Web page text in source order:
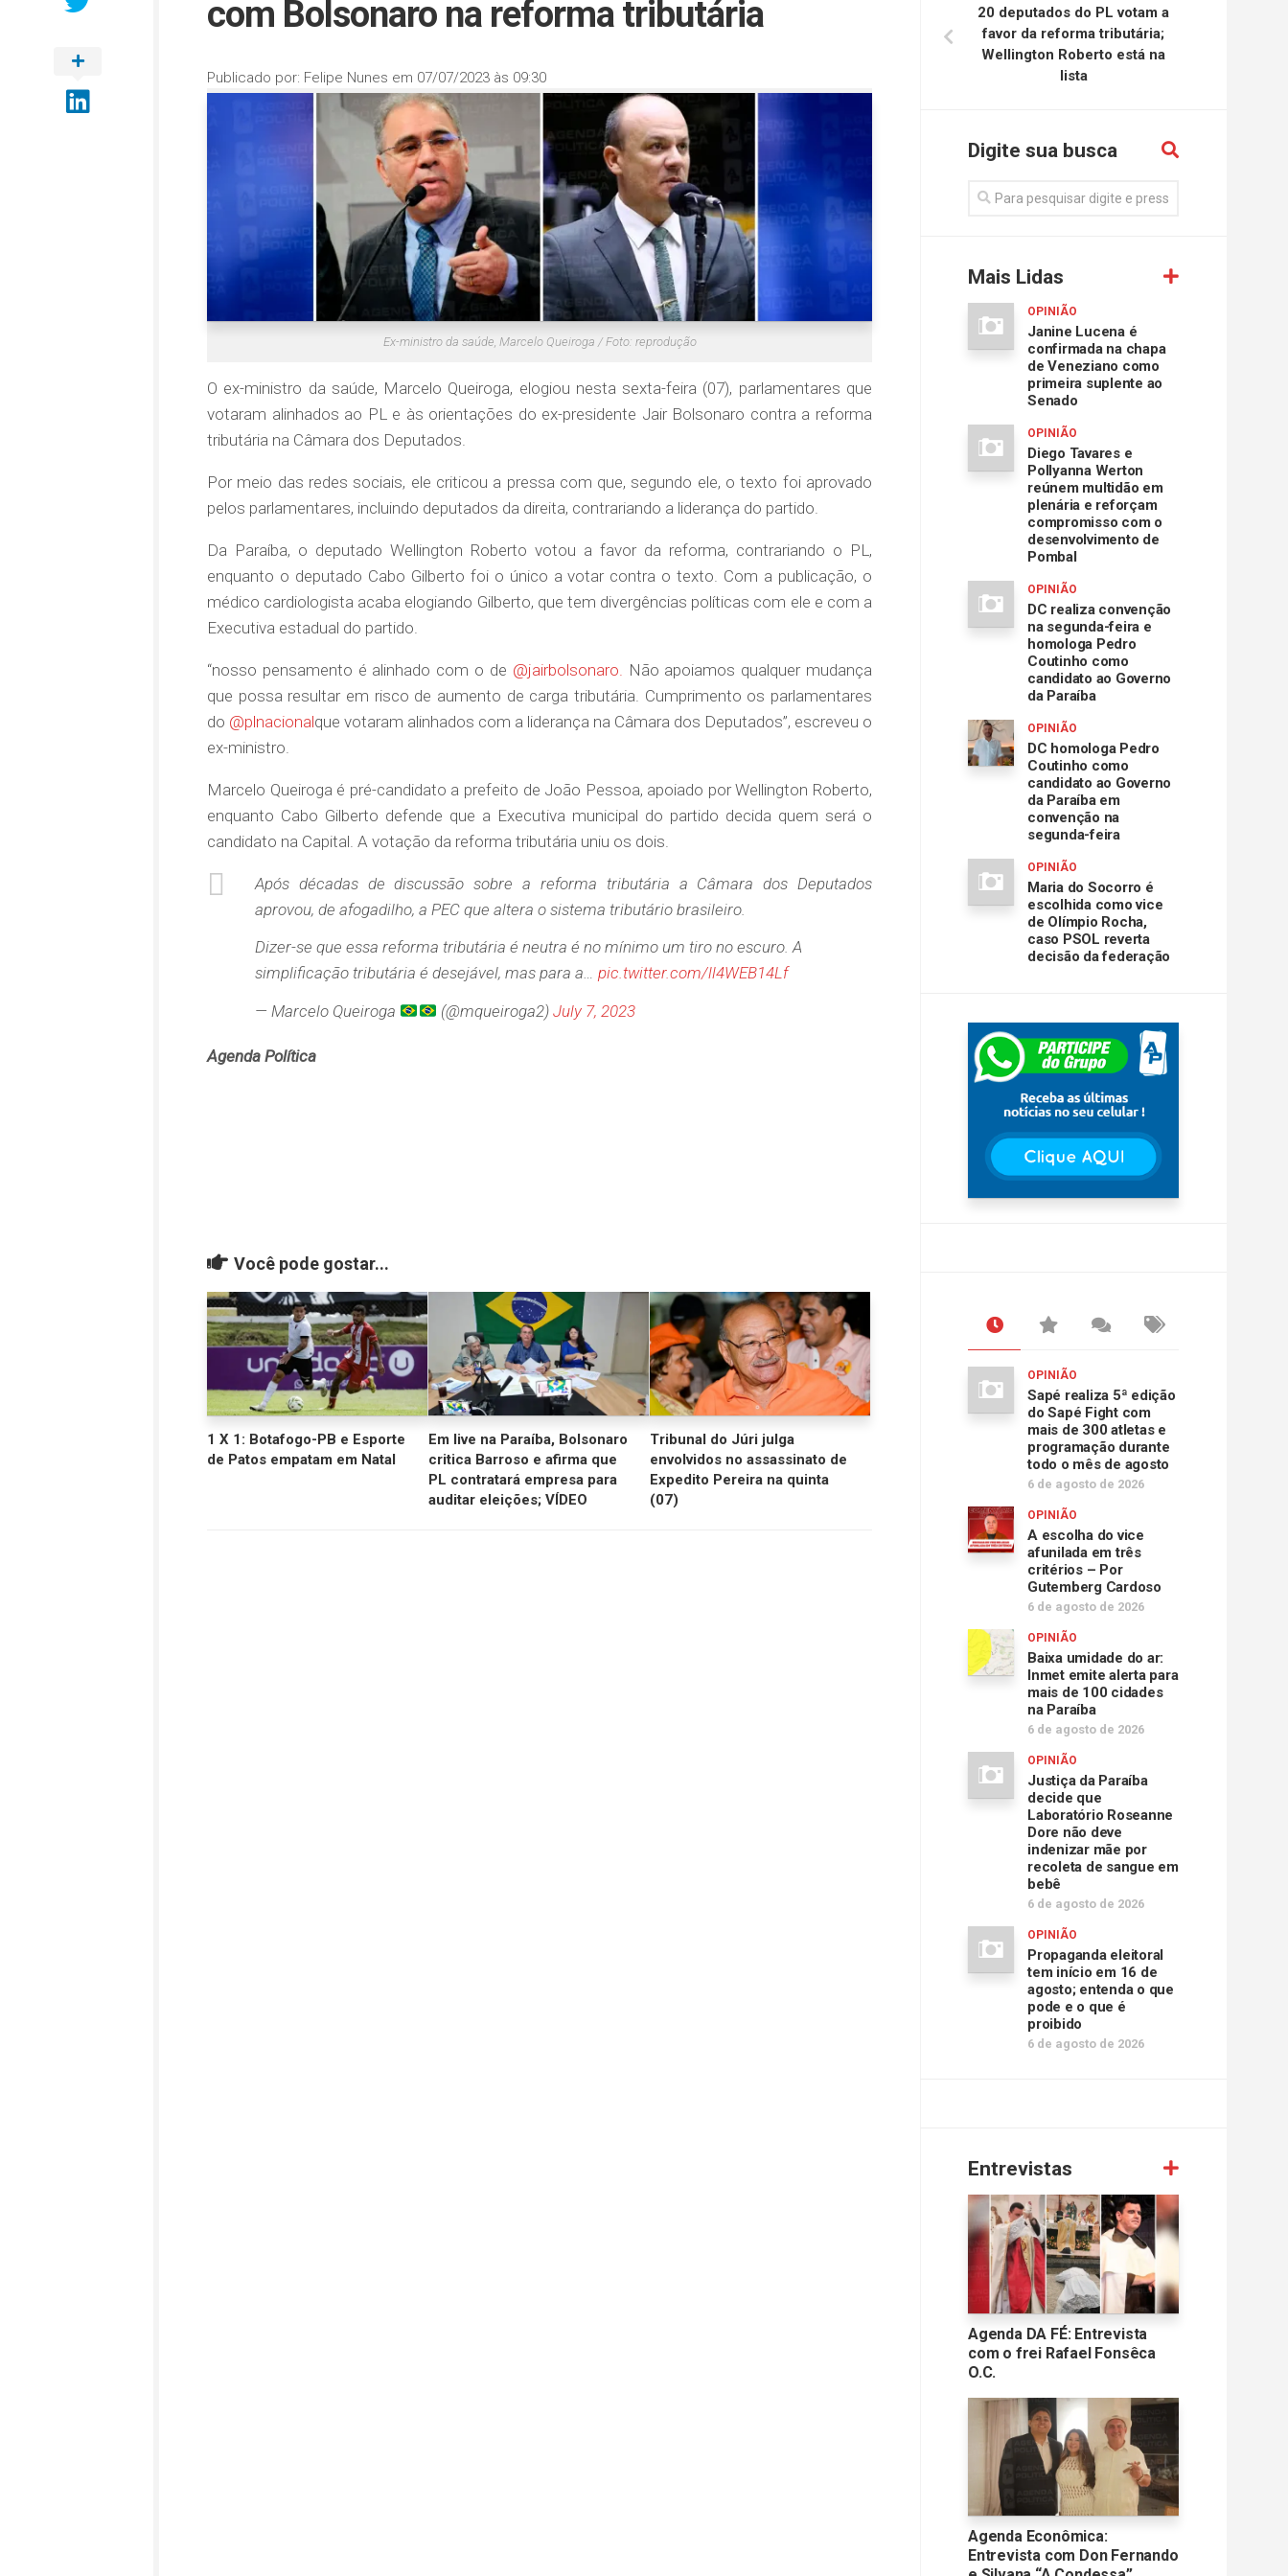
com Bolsonaro na reforma tributária
Publicado por: Felipe Nunes em 07/07/2023 às 09:30
Ex-ministro da saúde, Marcelo Queiroga / Foto: reprodução
O ex-ministro da saúde, Marcelo Queiroga, elogiou nesta sexta-feira (07), parlamentares que
votaram alinhados ao PL e às orientações do ex-presidente Jair Bolsonaro contra a reforma
tributária na Câmara dos Deputados.
Por meio das redes sociais, ele criticou a pressa com que, segundo ele, o texto foi aprovado
pelos parlamentares, incluindo deputados da direita, contrariando a liderança do partido.
Da Paraíba, o deputado Wellington Roberto votou a favor da reforma, contrariando o PL,
enquanto o deputado Cabo Gilberto foi o único a votar contra o texto. Com a publicação, o
médico cardiologista acaba elogiando Gilberto, que tem divergências políticas com ele e com a
Executiva estadual do partido.
“nosso pensamento é alinhado com o de @jairbolsonaro.
Não apoiamos qualquer mudança
que possa resultar em risco de aumento de carga tributária. Cumprimento os parlamentares
do @plnacionalque votaram alinhados com a liderança na Câmara dos Deputados”, escreveu o
ex-ministro.
Marcelo Queiroga é pré-candidato a prefeito de João Pessoa, apoiado por Wellington Roberto,
enquanto Cabo Gilberto defende que a Executiva municipal do partido decida quem será o
candidato na Capital. A votação da reforma tributária uniu os dois.
Após décadas de discussão sobre a reforma tributária a Câmara dos Deputados
aprovou, de afogadilho, a PEC que altera o sistema tributário brasileiro.
Dizer-se que essa reforma tributária é neutra é no mínimo um tiro no escuro. A
simplificação tributária é desejável, mas para a… pic.twitter.com/ll4WEB14Lf
— Marcelo Queiroga
(@mqueiroga2) July 7, 2023
Agenda Política
Você pode gostar...
1 X 1: Botafogo-PB e Esporte
de Patos empatam em Natal
Em live na Paraíba, Bolsonaro
critica Barroso e afirma que
PL contratará empresa para
auditar eleições; VÍDEO
Tribunal do Júri julga
envolvidos no assassinato de
Expedito Pereira na quinta
(07)
20 deputados do PL votam a
favor da reforma tributária;
Wellington Roberto está na
lista
Digite sua busca
Mais Lidas
OPINIÃO
Janine Lucena é
confirmada na chapa
de Veneziano como
primeira suplente ao
Senado
OPINIÃO
Diego Tavares e
Pollyanna Werton
reúnem multidão em
plenária e reforçam
compromisso com o
desenvolvimento de
Pombal
OPINIÃO
DC realiza convenção
na segunda-feira e
homologa Pedro
Coutinho como
candidato ao Governo
da Paraíba
OPINIÃO
DC homologa Pedro
Coutinho como
candidato ao Governo
da Paraíba em
convenção na
segunda-feira
OPINIÃO
Maria do Socorro é
escolhida como vice
de Olímpio Rocha,
caso PSOL reverta
decisão da federação
OPINIÃO
Sapé realiza 5ª edição
do Sapé Fight com
mais de 300 atletas e
programação durante
todo o mês de agosto
6 de agosto de 2026
OPINIÃO
A escolha do vice
afunilada em três
critérios – Por
Gutemberg Cardoso
6 de agosto de 2026
OPINIÃO
Baixa umidade do ar:
Inmet emite alerta para
mais de 100 cidades
na Paraíba
6 de agosto de 2026
OPINIÃO
Justiça da Paraíba
decide que
Laboratório Roseanne
Dore não deve
indenizar mãe por
recoleta de sangue em
bebê
6 de agosto de 2026
OPINIÃO
Propaganda eleitoral
tem início em 16 de
agosto; entenda o que
pode e o que é
proibido
6 de agosto de 2026
Entrevistas
Agenda DA FÉ: Entrevista
com o frei Rafael Fonsêca
O.C.
Agenda Econômica:
Entrevista com Don Fernando